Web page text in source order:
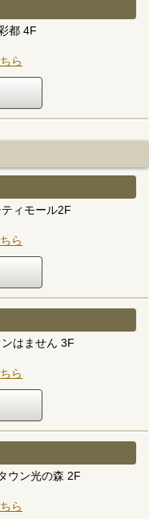
都 4F
ら
ィモール2F
ら
はません 3F
ら
ウン光の森 2F
ら